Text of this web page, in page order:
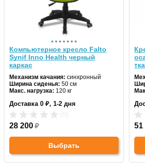
Компьютерное кресло Falto
Synif Inno Health черный
каркас
Механизм качания: синхронный
Ширина сиденья: 50 см
Макс. нагрузка: 120 кг
Материал спинки:ткань
Доставка 0 ₽, 1-2 дня
28 200₽
Выбрать
51